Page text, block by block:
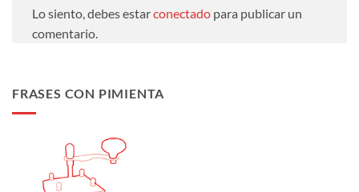
Lo siento, debes estarconectado para publicar un
comentario.
FRASES CON PIMIENTA